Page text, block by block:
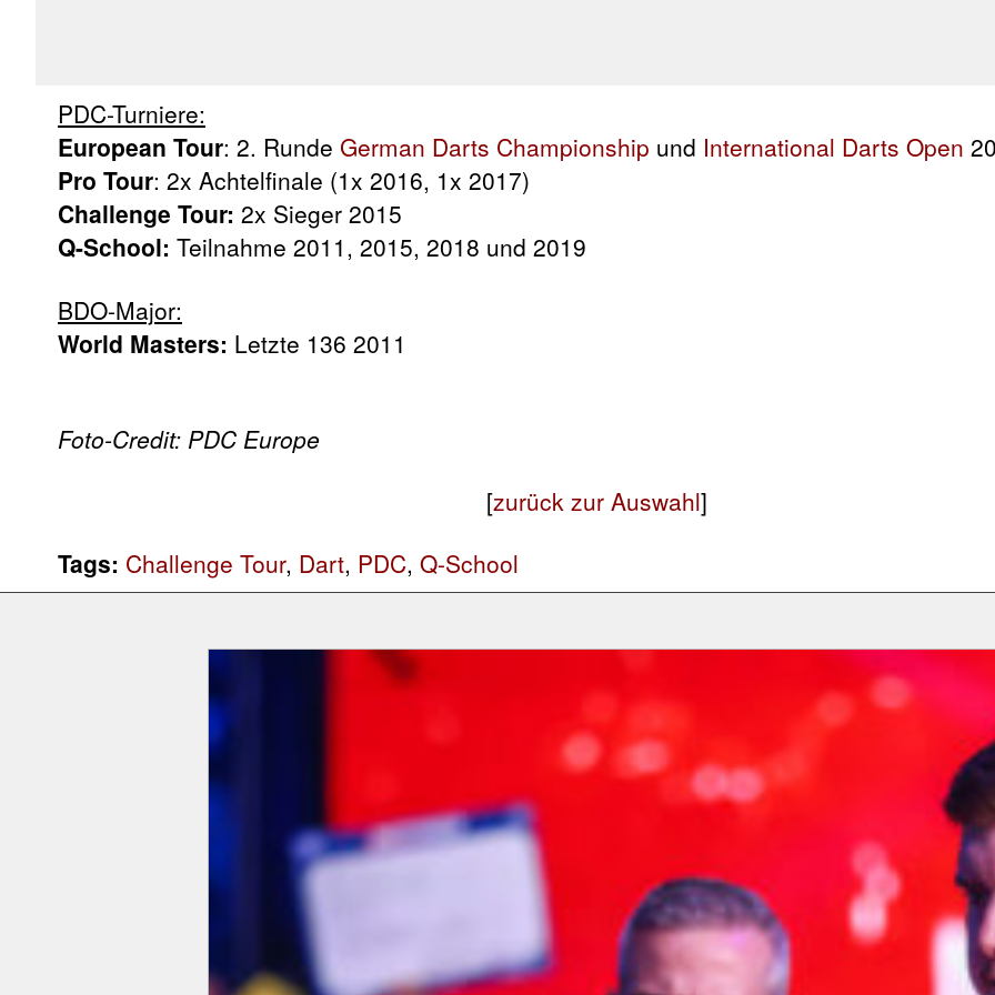
PDC-Turniere:
European Tour: 2. Runde German Darts Championship und International Darts Open
Pro Tour: 2x Achtelfinale (1x 2016, 1x 2017)
Challenge Tour: 2x Sieger 2015
Q-School: Teilnahme 2011, 2015, 2018 und 2019
BDO-Major:
World Masters: Letzte 136 2011
Foto-Credit: PDC Europe
[zurück zur Auswahl]
Tags: Challenge Tour, Dart, PDC, Q-School